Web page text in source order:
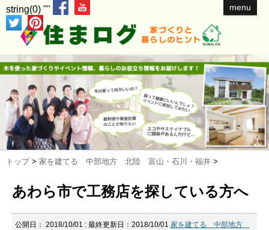
string(0) "" menu
トップ > 家を建てる 中部地方 北陸 富山・石川・福井 >
あわら市で工務店を探している方へ
公開日： 2018/10/01 : 最終更新日：2018/10/01 家を建てる 中部地方